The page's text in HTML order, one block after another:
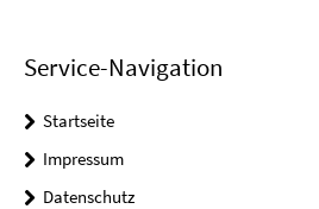
Service-Navigation
Startseite
Impressum
Datenschutz